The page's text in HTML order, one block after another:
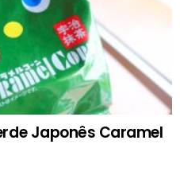
Japonês Caramel